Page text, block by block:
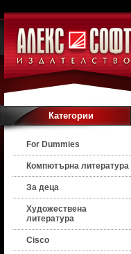
Категории
For Dummies
Компютърна литература
За деца
Художествена
литература
Cisco